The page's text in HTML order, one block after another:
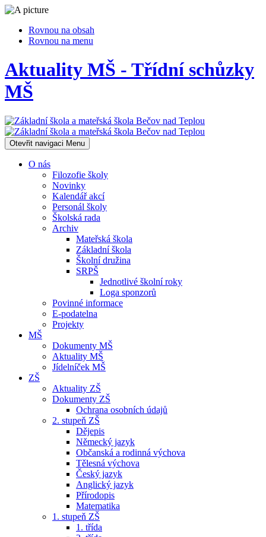
Rovnou na obsah
Rovnou na menu
Aktuality MŠ - Třídní schůzky
MŠ
Otevřit navigaci Menu
O nás
Filozofie školy
Novinky
Kalendář akcí
Personál školy
Školská rada
Archiv
Mateřská škola
Základní škola
Školní družina
SRPŠ
Jednotlivé školní roky
Loga sponzorů
Povinné informace
E-podatelna
Projekty
MŠ
Dokumenty MŠ
Aktuality MŠ
Jídelníček MŠ
ZŠ
Aktuality ZŠ
Dokumenty ZŠ
Ochrana osobních údajů
2. stupeň ZŠ
Dějepis
Německý jazyk
Občanská a rodinná výchova
Tělesná výchova
Český jazyk
Anglický jazyk
Přírodopis
Matematika
1. stupeň ZŠ
1. třída